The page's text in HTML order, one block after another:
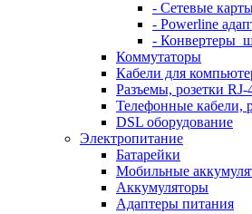
- Сетевые
- Powerline
-
Коммутаторы
Кабели для
Разъемы, розетки RJ-
Телефонные кабели,
DSL оборудование
Электропитание
Батарейки
Мобильные
Аккумуляторы
Адаптеры питания